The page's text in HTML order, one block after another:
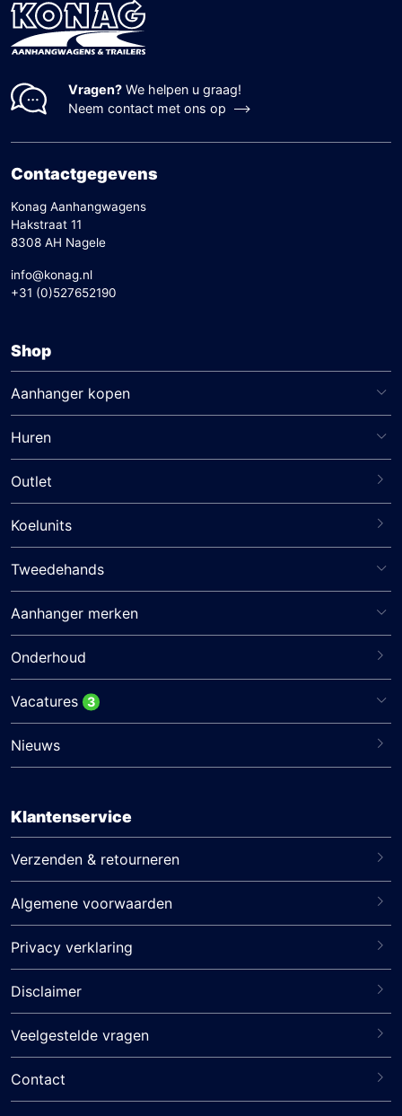
en kosteneffectieve oplossing voor tijdelijk
transport, geschikt voor uiteenlopende
projecten.
het juiste rijbewijs bezit, aangezien een E-
rijbewijs vaak vereist is bij zwaardere
deze factoren verzekert veilig en efficiënt
transport voor elke klus of project.
Vragen? We helpen u graag!
Neem contact met ons op
Contactgegevens
Konag Aanhangwagens
Hakstraat 11
8308 AH Nagele
info@konag.nl
+31 (0)527652190
Shop
Aanhanger kopen
Huren
Outlet
Koelunits
Tweedehands
Aanhanger merken
Onderhoud
Vacatures 3
Nieuws
Klantenservice
Verzenden & retourneren
Algemene voorwaarden
Privacy verklaring
Disclaimer
Veelgestelde vragen
Contact